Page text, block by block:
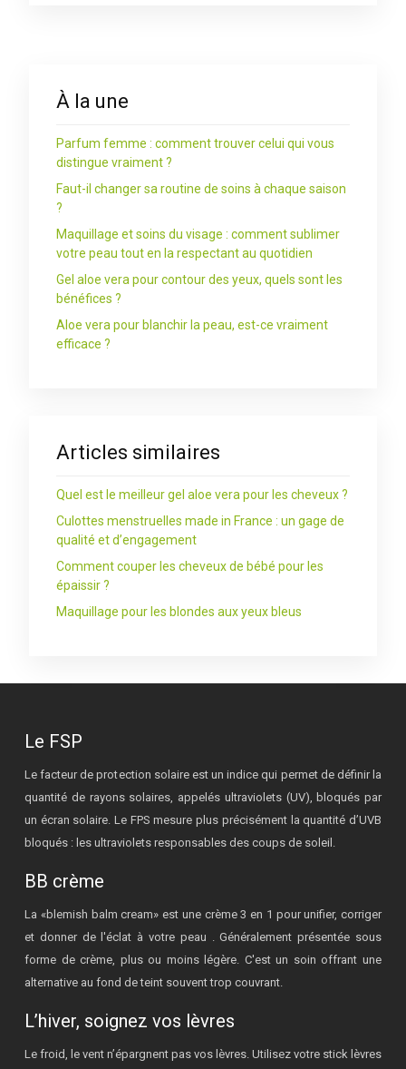
À la une
Parfum femme : comment trouver celui qui vous
distingue vraiment ?
Faut-il changer sa routine de soins à chaque saison
?
Maquillage et soins du visage : comment sublimer
votre peau tout en la respectant au quotidien
Gel aloe vera pour contour des yeux, quels sont les
bénéfices ?
Aloe vera pour blanchir la peau, est-ce vraiment
efficace ?
Articles similaires
Quel est le meilleur gel aloe vera pour les cheveux ?
Culottes menstruelles made in France : un gage de
qualité et d’engagement
Comment couper les cheveux de bébé pour les
épaissir ?
Maquillage pour les blondes aux yeux bleus
Le FSP
Le facteur de protection solaire est un indice qui permet de définir la
quantité de rayons solaires, appelés ultraviolets (UV), bloqués par
un écran solaire. Le FPS mesure plus précisément la quantité d’UVB
bloqués : les ultraviolets responsables des coups de soleil.
BB crème
La «blemish balm cream» est une crème 3 en 1 pour unifier, corriger
et donner de l'éclat à votre peau . Généralement présentée sous
forme de crème, plus ou moins légère. C'est un soin offrant une
alternative au fond de teint souvent trop couvrant.
L’hiver, soignez vos lèvres
Le froid, le vent n’épargnent pas vos lèvres. Utilisez votre stick lèvres